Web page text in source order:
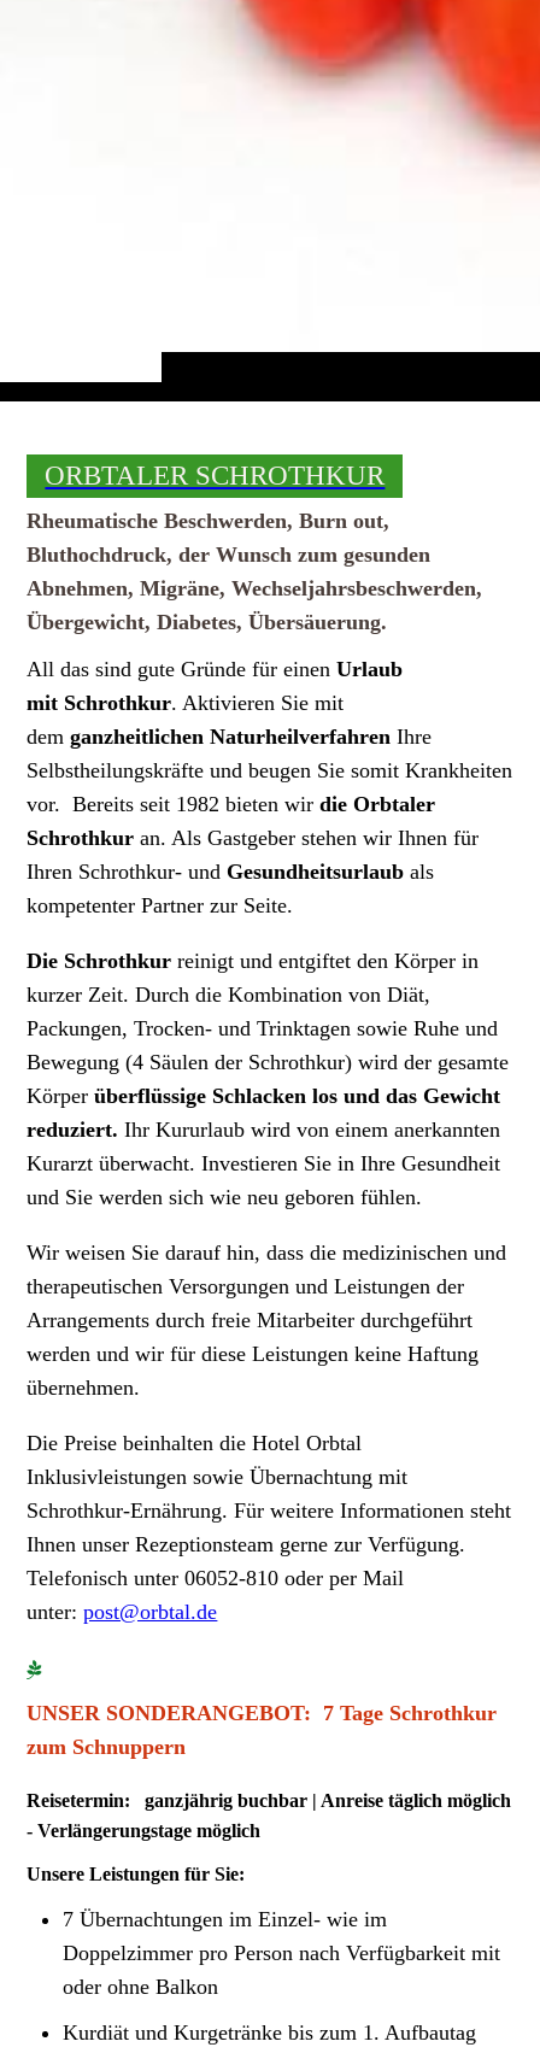
ORBTALER SCHROTHKUR
Rheumatische Beschwerden, Burn out,
Bluthochdruck, derWunsch zum gesunden
Abnehmen, Migräne, Wechseljahrsbeschwerden,
Übergewicht, Diabetes, Übersäuerung.
All das sind gute Gründe für einenUrlaub
mit Schrothkur. Aktivieren Sie mit
demganzheitlichen NaturheilverfahrenIhre
Selbstheilungskräfte und beugen Sie somit Krankheiten
vor. Bereits seit 1982 bieten wirdie Orbtaler
Schrothkur an. Als Gastgeber stehen wir Ihnen für
Ihren Schrothkur- und Gesundheitsurlaub als
kompetenter Partner zur Seite.
Die Schrothkurreinigt und entgiftet den Körper in
kurzer Zeit. Durch die Kombination von Diät,
Packungen, Trocken- und Trinktagen sowie Ruhe und
Bewegung (4 Säulen der Schrothkur) wird der gesamte
Körperüberflüssige Schlacken los und das Gewicht
reduziert. Ihr Kururlaub wird von einem anerkannten
Kurarzt überwacht. Investieren Sie in Ihre Gesundheit
und Sie werden sich wie neu geboren fühlen.
Wir weisen Sie darauf hin, dass die medizinischen und
therapeutischen Versorgungen und Leistungen der
Arrangements durch freie Mitarbeiter durchgeführt
werden und wir für diese Leistungen keine Haftung
übernehmen.
Die Preise beinhalten die Hotel Orbtal
Inklusivleistungen sowie Übernachtung mit
Schrothkur-Ernährung. Für weitere Informationen steht
Ihnen unser Rezeptionsteam gerne zur Verfügung.
Telefonisch unter 06052-810 oder per Mail
unter:post@orbtal.de
UNSER SONDERANGEBOT: 7 Tage Schrothkur
zum Schnuppern
Reisetermin: ganzjährig buchbar | Anreise täglich möglich
- Verlängerungstage möglich
Unsere Leistungen für Sie:
7 Übernachtungen im Einzel- wie im
Doppelzimmer pro Person nach Verfügbarkeit mit
oder ohne Balkon
Kurdiät und Kurgetränke bis zum 1. Aufbautag